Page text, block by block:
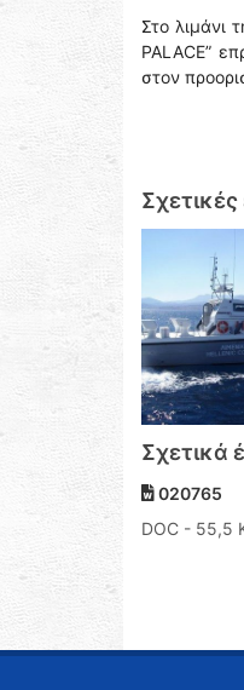
Στο λιμάνι
PALACE”
στον
Σχετικές
Σχετικά
020765
DOC - 55,5